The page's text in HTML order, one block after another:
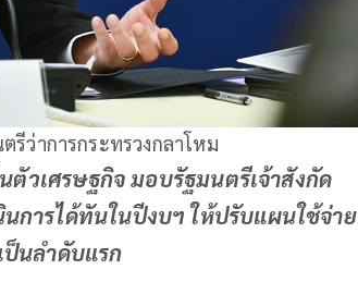
ว่าการกระทรวงกลาโหม
ตัวเศรษฐกิจ มอบรัฐมนตรีเจ้าสังกัด
การได้ทันในปีงบฯ ให้ปรับแผนใช้จ่าย
นลำดับแรก